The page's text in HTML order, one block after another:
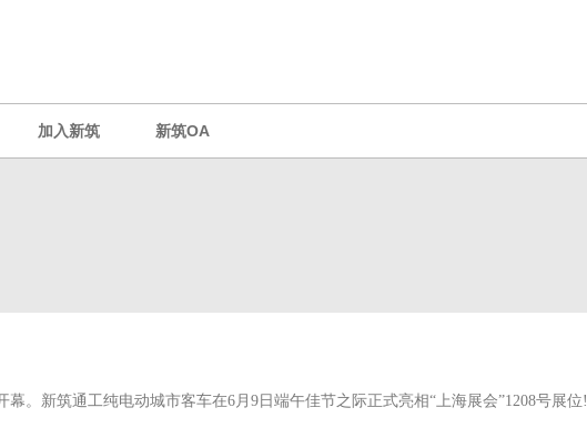
加入新筑 新筑OA
。新筑通工纯电动城市客车在6月9日端午佳节之际正式亮相“上海展会”1208号展位!